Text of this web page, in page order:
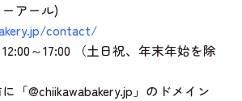
アール)
contact/
～17:00 （土日祝、年末年始を除
@chiikawabakery.jp」のドメイン